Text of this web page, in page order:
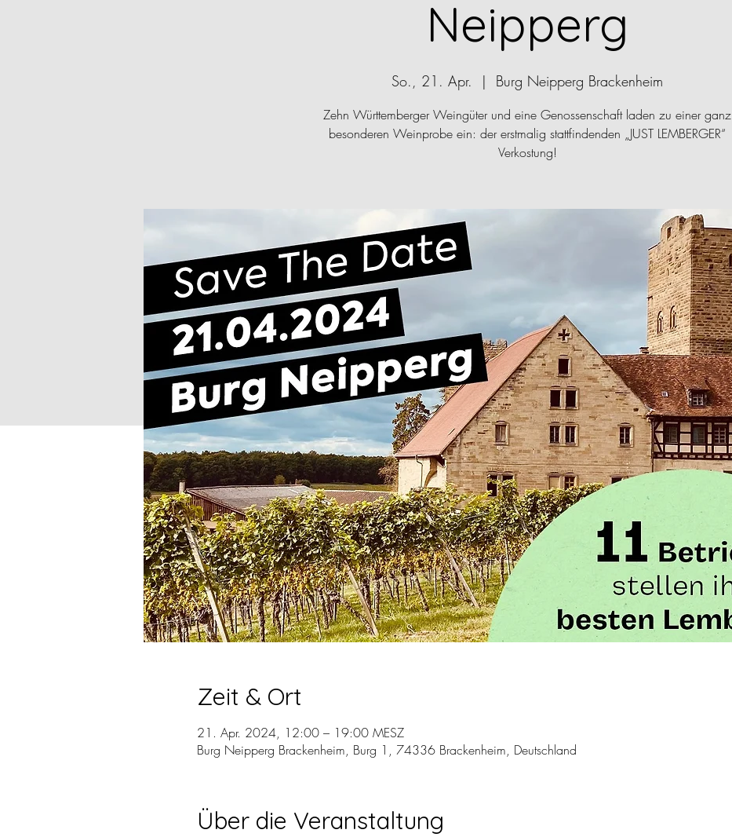
Neipperg
So., 21. Apr.
  |
Burg Neipperg Brackenheim
Zehn Württemberger Weingüter und eine Genossenschaft laden zu einer ganz
besonderen Weinprobe ein: der erstmalig stattfindenden „JUST LEMBERGER“
Zeit & Ort
21. Apr. 2024, 12:00 – 19:00 MESZ
Burg Neipperg Brackenheim, Burg 1, 74336 Brackenheim, Deutschland
Über die Veranstaltung